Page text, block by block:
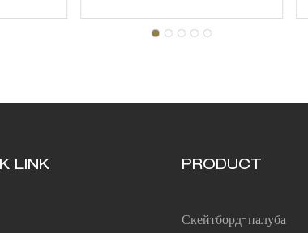
LINK PRODUCT
Скейтборд-палуба